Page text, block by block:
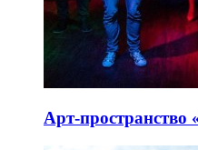
Арт-пространство